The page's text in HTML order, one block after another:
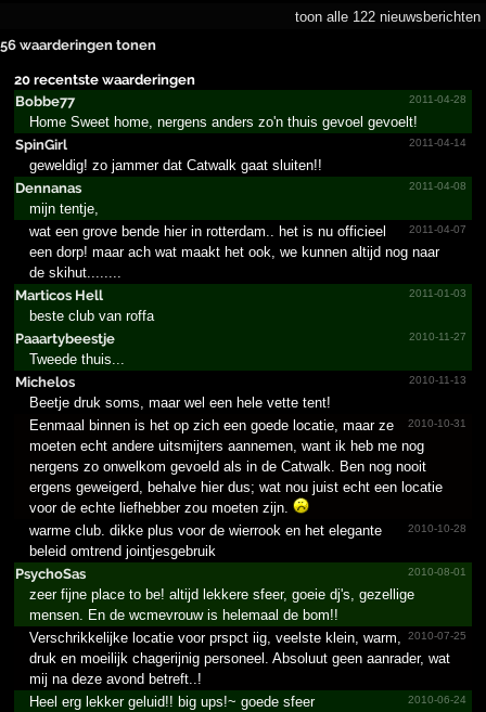
toon alle 122 nieuwsberichten
56 waarderingen tonen
20 recentste waarderingen
Bobbe77
2011-04-28
Home Sweet home, nergens anders zo'n thuis gevoel gevoelt!
SpinGirl
2011-04-14
geweldig! zo jammer dat Catwalk gaat sluiten!!
Dennanas
2011-04-08
mijn tentje,
2011-04-07
wat een grove bende hier in rotterdam.. het is nu officieel
een dorp! maar ach wat maakt het ook, we kunnen altijd nog naar
de skihut........
Marticos Hell
2011-01-03
beste club van roffa
Paaart­ybeest­je
2010-11-27
Tweede thuis...
Michelos
2010-11-13
Beetje druk soms, maar wel een hele vette tent!
2010-10-31
Eenmaal binnen is het op zich een goede locatie, maar ze
moeten echt andere uitsmijters aannemen, want ik heb me nog
nergens zo onwelkom gevoeld als in de Catwalk. Ben nog nooit
ergens geweigerd, behalve hier dus; wat nou juist echt een locatie
voor de echte liefhebber zou moeten zijn.
2010-10-28
warme club. dikke plus voor de wierrook en het elegante
beleid omtrend jointjesgebruik
PsychoSas
2010-08-01
zeer fijne place to be! altijd lekkere sfeer, goeie dj's, gezellige
mensen. En de wcmevrouw is helemaal de bom!!
2010-07-25
Verschrikkelijke locatie voor prspct iig, veelste klein, warm,
druk en moeilijk chagerijnig personeel. Absoluut geen aanrader, wat
mij na deze avond betreft..!
2010-06-24
Heel erg lekker geluid!! big ups!~ goede sfeer